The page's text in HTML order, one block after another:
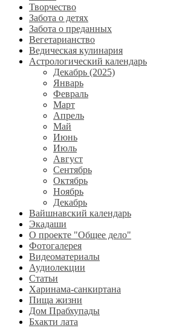
Творчество
Забота о детях
Забота о преданных
Вегетарианство
Ведическая кулинария
Астрологический календарь
Декабрь (2025)
Январь
Февраль
Март
Апрель
Май
Июнь
Июль
Август
Сентябрь
Октябрь
Ноябрь
Декабрь
Вайшнавский календарь
Экадаши
О проекте "Общее дело"
Фотогалерея
Видеоматериалы
Аудиолекции
Статьи
Харинама-санкиртана
Пища жизни
Дом Прабхупады
Бхакти лата